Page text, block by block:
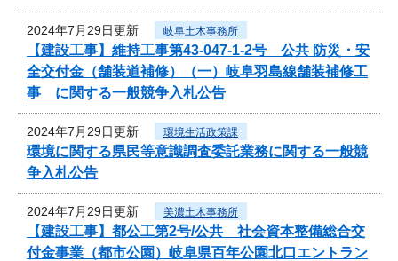
2024年7月29日更新 岐阜土木事務所
【建設工事】維持工事第43-047-1-2号 公共 防災・安
全交付金（舗装道補修）（一）岐阜羽島線舗装補修工
事 に関する一般競争入札公告
2024年7月29日更新 環境生活政策課
環境に関する県民等意識調査委託業務に関する一般競
争入札公告
2024年7月29日更新 美濃土木事務所
【建設工事】都公工第2号/公共 社会資本整備総合交
付金事業（都市公園）岐阜県百年公園北口エントラン